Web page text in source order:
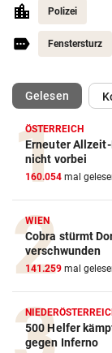
Polizei
Fenstersturz
Gelesen
ÖSTERREICH
Erneuter
nicht vorbei
160.054 mal
WIEN
Cobra stürmt
verschwunden
141.259 mal
500 Helfer
gegen Inferno